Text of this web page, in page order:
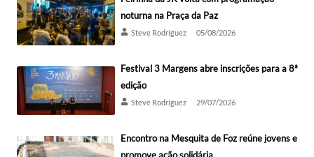
noturna na Praça da Paz
Steve Rodríguez 05/08/2026
Festival 3 Margens abre inscrições para a 8ª
edição
Steve Rodríguez 29/07/2026
Encontro na Mesquita de Foz reúne jovens e